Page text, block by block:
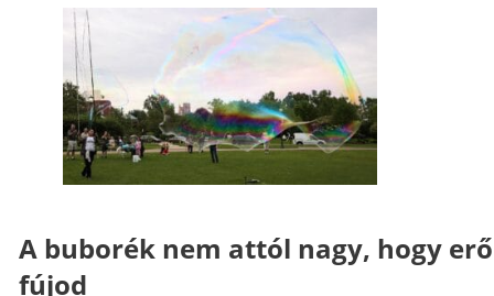
A buborék nem attól nagy, hogy
fújod